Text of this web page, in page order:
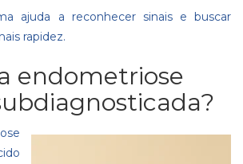
ajuda a reconhecer sinais e buscar
rapidez.
endometriose